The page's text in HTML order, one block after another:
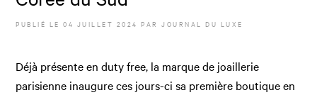
PUBLIÉ LE04 JUILLET 2024 PAR JOURNAL DU LUXE
Déjà présente en duty free, la marque de joaillerie
parisienne inaugure ces jours-ci sa première boutique en